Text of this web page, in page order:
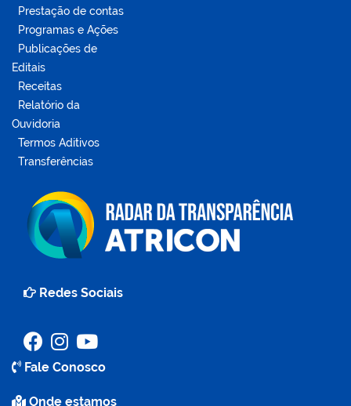
Prestação de contas
Programas e Ações
Publicações de
Editais
Receitas
Relatório da
Ouvidoria
Termos Aditivos
Transferências
Redes Sociais
Fale Conosco
Onde estamos